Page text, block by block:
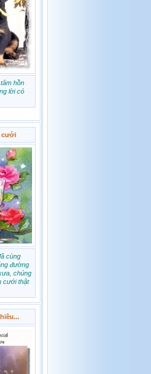
hồn
lời có
cưới
cùng
đường
chúng
cưới thật